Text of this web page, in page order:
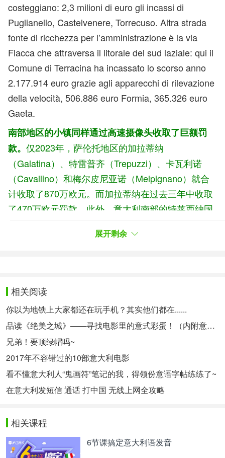
costeggiano: 2,3 milioni di euro gli incassi di
Puglianello, Castelvenere, Torrecuso. Altra strada
fonte di ricchezza per l’amministrazione è la via
Flacca che attraversa il litorale del sud laziale: qui il
Comune di Terracina ha incassato lo scorso anno
2.177.914 euro grazie agli apparecchi di rilevazione
della velocità, 506.886 euro Formia, 365.326 euro
Gaeta.
南部地区的小镇同样通过高速摄像头收取了巨额罚
款。 仅2023年，萨伦托地区的加拉蒂纳
（Galatina）、特雷普齐（Trepuzzi）、卡瓦利诺
（Cavallino）和梅尔皮尼亚诺（Melpignano）就合
计收取了870万欧元。而加拉蒂纳在过去三年中收取
了470万欧元罚款。此外，意大利南部的特莱西纳国
小镇带来了数百万欧元的收入。
大城市与小城镇的对比
Nelle 14 città italiane con più di 200mila abitanti, lo
della strada hanno portato in tutto 583 milioni di
euro nelle casse dei comuni. Di questi, però, solo
展开剩余
相关阅读
你以为地铁上大家都还在玩手机？其实他们都在......
品读《绝美之城》——寻找电影里的意式彩蛋！（内附意语中字资源~）
兄弟！要顶绿帽吗~
2017年不容错过的10部意大利电影
看不懂意大利人“鬼画符”笔记的我，得领份意语字帖练练了~
在意大利发短信 通话 打中国 无线上网全攻略
相关课程
6节课搞定意大利语发音